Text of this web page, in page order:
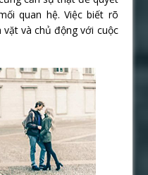
quan hệ. Việc biết rõ
và chủ động với cuộc